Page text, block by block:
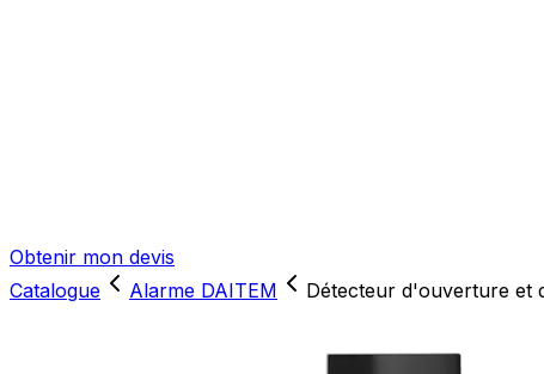
Obtenir mon devis
Catalogue
Alarme DAITEM Détecteur d'ouverture et